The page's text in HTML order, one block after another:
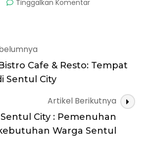
Tinggalkan Komentarpada
Anak
Tertinggal
Cafe & Resto: Tempat
Sentul City
Artikel Berikutnya
City : Pemenuhan
Warga Sentul